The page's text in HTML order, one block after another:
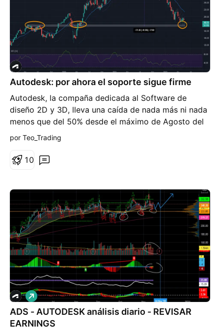
Estrategia: No comprar
Autodesk: por ahora el soporte sigue firme
Autodesk, la compaña dedicada al Software de
diseño 2D y 3D, lleva una caída de nada más ni nada
menos que del 50% desde el máximo de Agosto del
año pasado. Volvió a testear el soporte de la zona de
172/175. Ahora es clave ver como reaccionará, en
caso de salir al alza, habrá que seguir de cerca el
volumen para ver si se valida el movimiento El
buen % para que pase a comprador. El MFI Semanal
sigue por debajo de la zona de 50. El MFI diario está
muy sobrevendido. Por ahora la cautela es
importante, si mantiene el soporte estático, será
interesante ver como evolucionan el resto de los
indicadores.
por Teo_Trading
1 0
ADS - AUTODESK análisis diario - REVISAR
EARNINGS
L
a
r
g
o